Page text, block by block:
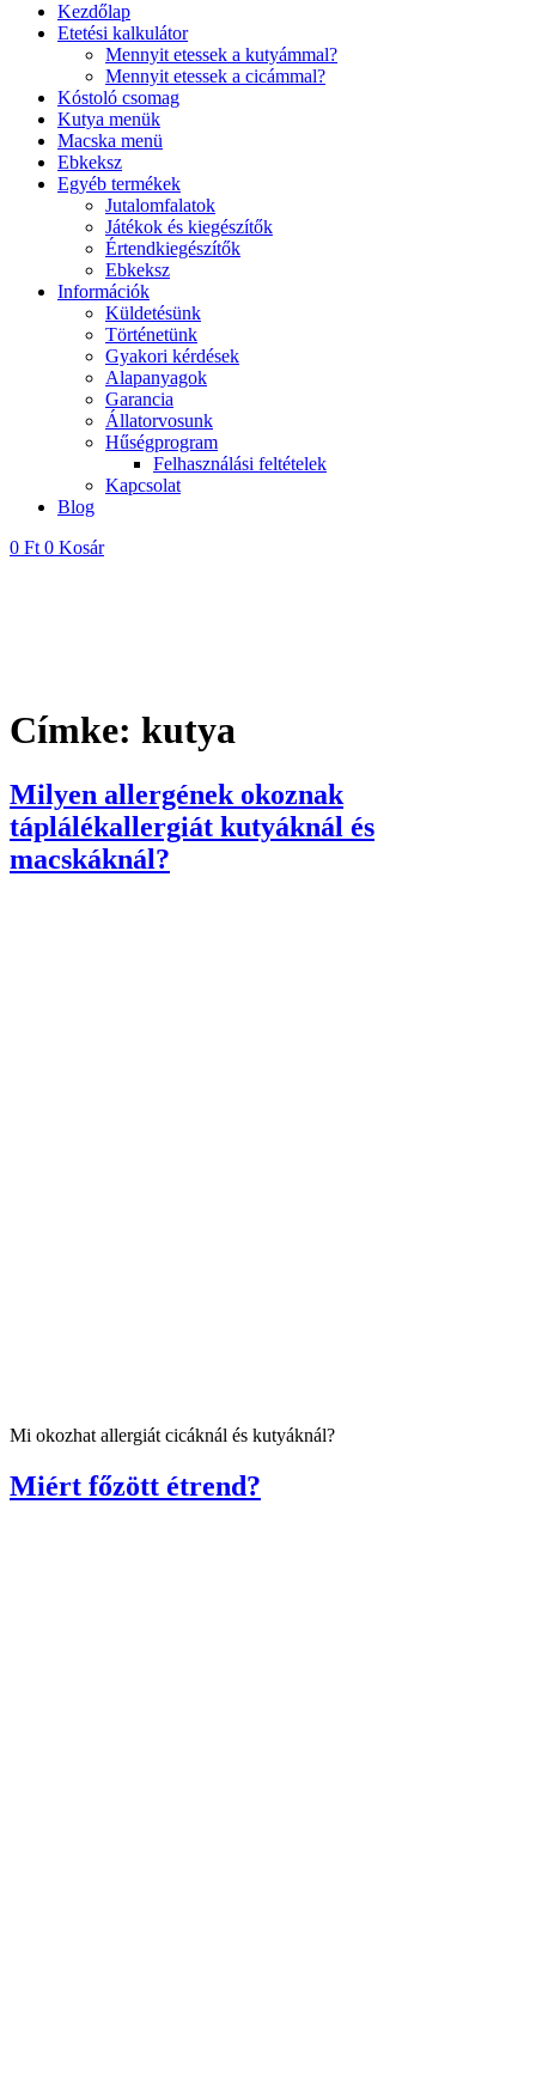
Kezdőlap
Etetési kalkulátor
Mennyit etessek a kutyámmal?
Mennyit etessek a cicámmal?
Kóstoló csomag
Kutya menük
Macska menü
Ebkeksz
Egyéb termékek
Jutalomfalatok
Játékok és kiegészítők
Értendkiegészítők
Ebkeksz
Információk
Küldetésünk
Történetünk
Gyakori kérdések
Alapanyagok
Garancia
Állatorvosunk
Hűségprogram
Felhasználási feltételek
Kapcsolat
Blog
0 Ft 0 Kosár
Címke: kutya
Milyen allergének okoznak
táplálékallergiát kutyáknál és
macskáknál?
Mi okozhat allergiát cicáknál és kutyáknál?
Miért főzött étrend?